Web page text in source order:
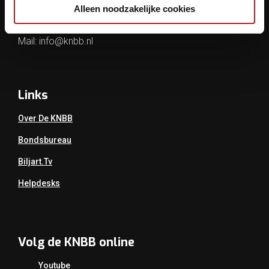
Alleen noodzakelijke cookies
Mail: info@knbb.nl
Links
Over De KNBB
Bondsbureau
Biljart.tv
Helpdesks
Volg de KNBB online
Youtube